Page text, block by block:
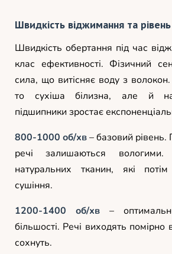
Швидкість віджимання та
Швидкість обертання під час
клас ефективності. Фізичний
сила, що витісняє воду з
то сухіша білизна, але й
підшипники зростає
800-1000 об/хв– базовий
речі залишаються
натуральних тканин, які
сушіння.
1200-1400 об/хв –
більшості. Речі виходять
сохнуть.